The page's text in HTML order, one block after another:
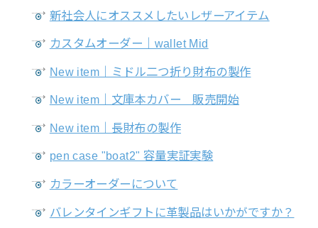
新社会人にオススメしたいレザーアイテム
カスタムオーダー｜wallet Mid
New item｜ミドル二つ折り財布の製作
New item｜文庫本カバー 販売開始
New item｜長財布の製作
pen case "boat2" 容量実証実験
カラーオーダーについて
バレンタインギフトに革製品はいかがですか？